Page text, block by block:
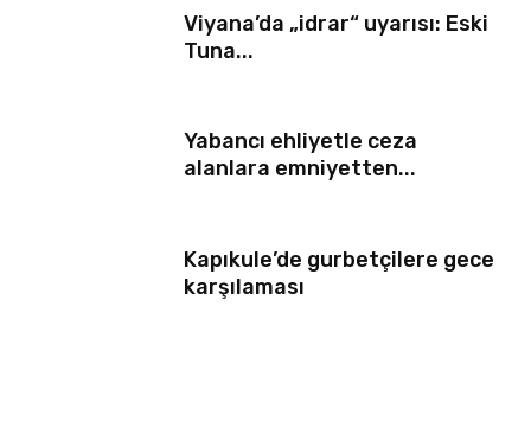
Viyana’da „idrar“ uyarısı: Eski
Tuna...
Yabancı ehliyetle ceza
alanlara emniyetten...
Kapıkule’de gurbetçilere gece
karşılaması